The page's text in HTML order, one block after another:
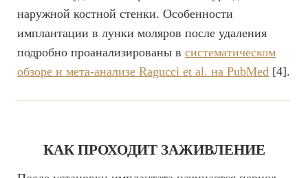
наружной костной стенки. Особенности
имплантации в лунки моляров после удаления
подробно проанализированы в систематическом
обзоре и мета-анализе Ragucci et al. на PubMed [4].
КАК ПРОХОДИТ ЗАЖИВЛЕНИЕ